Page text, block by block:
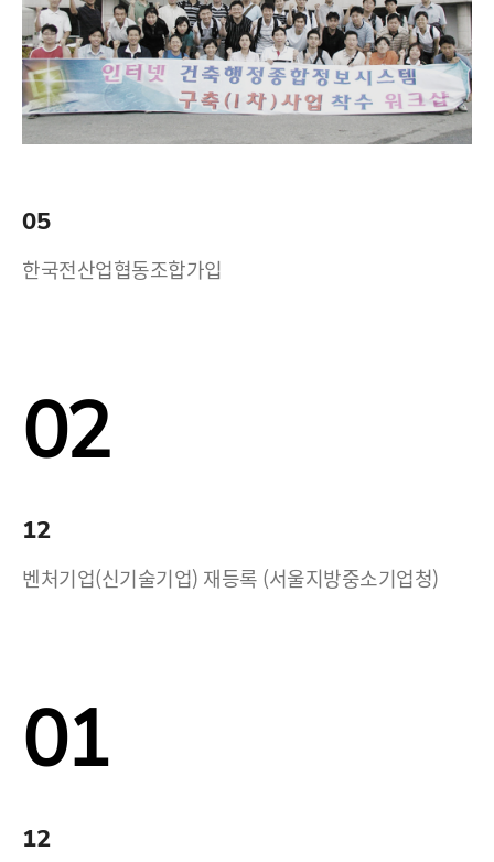
05
한국전산업협동조합가입
02
12
벤처기업(신기술기업) 재등록 (서울지방중소기업청)
01
12